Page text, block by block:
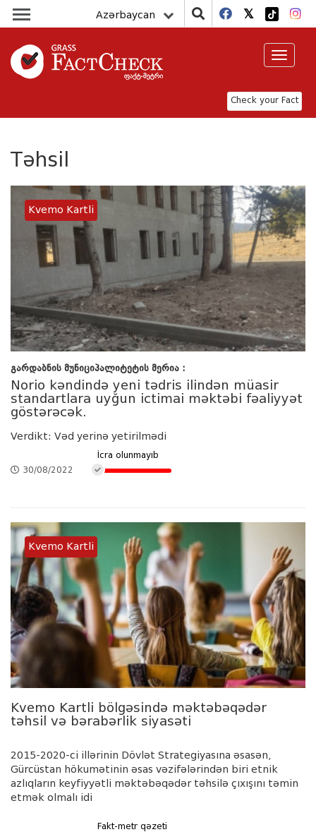
Azərbaycan
Check your Fact
Toggle
Təhsil
გარდაბნის მუნიციპალიტეტის მერია :
Norio kəndində yeni tədris ilindən müasir
standartlara uyğun ictimai məktəbi fəaliyyət
göstərəcək.
Verdikt: Vəd yerinə yetirilmədi
30/08/2022
İcra olunmayıb
Kvemo Kartli
Kvemo Kartli bölgəsində məktəbəqədər
təhsil və bərabərlik siyasəti
2015-2020-ci illərinin Dövlət Strategiyasına əsasən,
Gürcüstan hökumətinin əsas vəzifələrindən biri etnik
azlıqların keyfiyyətli məktəbəqədər təhsilə çıxışını təmin
etmək olmalı idi
Fakt-metr qəzeti
Kvemo Kartli